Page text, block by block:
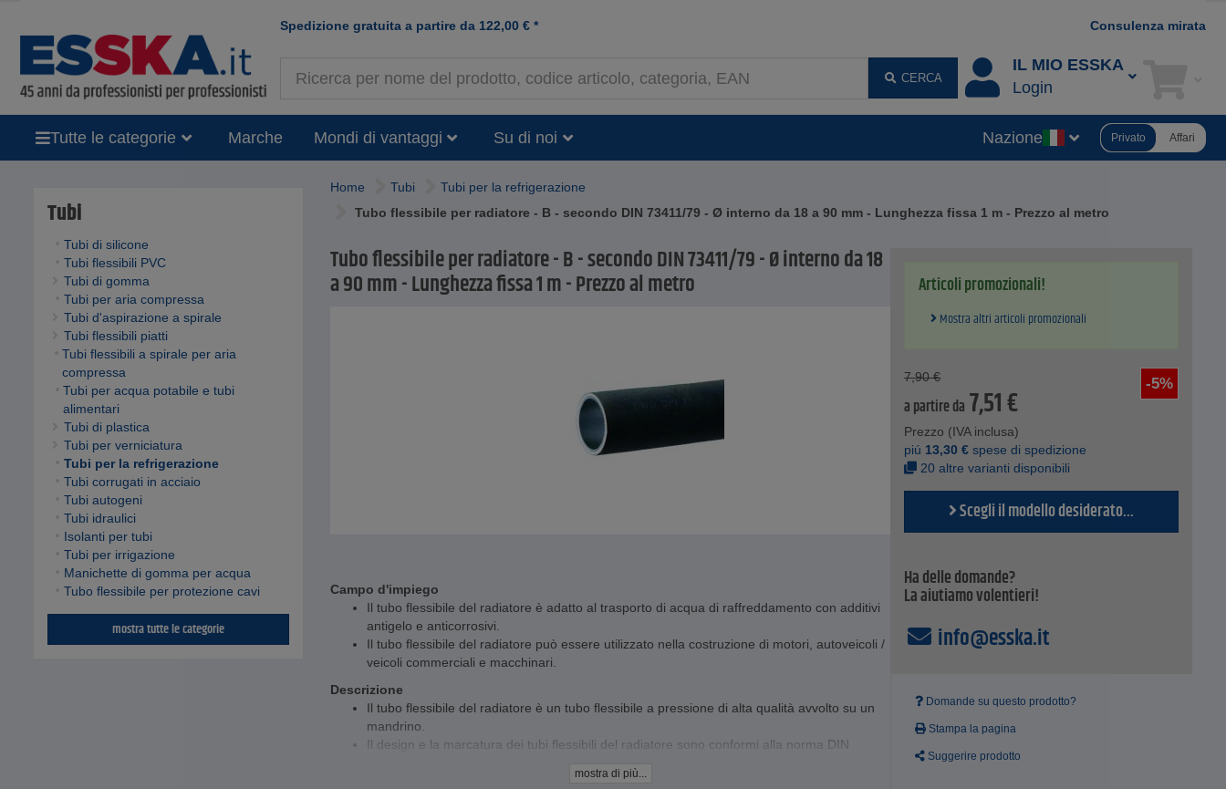
Spedizione gratuita a partire da 122,00 € * Consulenza mirata
CERCA
IL MIO ESSKA
Login
Tutte le categorie Marche Mondi di vantaggi Su di noi Nazione Privato Affari
Tubi
Tubi di silicone
Tubi flessibili PVC
Tubi di gomma
Tubi per aria compressa
Tubi d'aspirazione a spirale
Tubi flessibili piatti
Tubi flessibili a spirale per aria
compressa
Tubi per acqua potabile e tubi
alimentari
Tubi di plastica
Tubi per verniciatura
Tubi per la refrigerazione
Tubi corrugati in acciaio
Tubi autogeni
Tubi idraulici
Isolanti per tubi
Tubi per irrigazione
Manichette di gomma per acqua
Tubo flessibile per protezione cavi
mostra tutte le categorie
Home Tubi
Tubi per la refrigerazione
Tubo flessibile per radiatore - B - secondo DIN 73411/79 - Ø interno da 18 a 90 mm - Lunghezza fissa 1 m - Prezzo al metro
Tubo flessibile per radiatore - B - secondo DIN 73411/79 - Ø interno da 18
a 90 mm - Lunghezza fissa 1 m - Prezzo al metro
Campo d'impiego
Il tubo flessibile del radiatore è adatto al trasporto di acqua di raffreddamento con additivi
antigelo e anticorrosivi.
Il tubo flessibile del radiatore può essere utilizzato nella costruzione di motori, autoveicoli /
veicoli commerciali e macchinari.
Descrizione
Il tubo flessibile del radiatore è un tubo flessibile a pressione di alta qualità avvolto su un
mandrino.
Il design e la marcatura dei tubi flessibili del radiatore sono conformi alla norma DIN
mostra di più...
Articoli promozionali!
Mostra altri articoli promozionali
-5%
7,90 €
a partire da 7,51€
Prezzo (IVA inclusa)
piú 13,30 € spese di spedizione
20 altre varianti disponibili
Scegli il modello desiderato...
Ha delle domande?
La aiutiamo volentieri!
info@esska.it
Domande su questo prodotto?
Stampa la pagina
Suggerire prodotto